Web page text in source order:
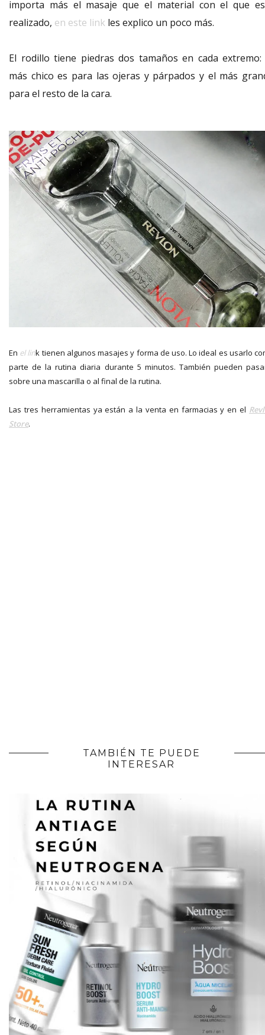
importa más el masaje que el material con el que
realizado, en este link les explico un poco más.
El rodillo tiene piedras dos tamaños en cada extremo:
más chico es para las ojeras y párpados y el más
para el resto de la cara.
En el link tienen algunos masajes y forma de uso. Lo ideal es usarlo
parte de la rutina diaria durante 5 minutos. También pueden
sobre una mascarilla o al final de la rutina.
Las tres herramientas ya están a la venta en farmacias y en el
Store.
TAMBIÉN TE PUEDE
INTERESAR